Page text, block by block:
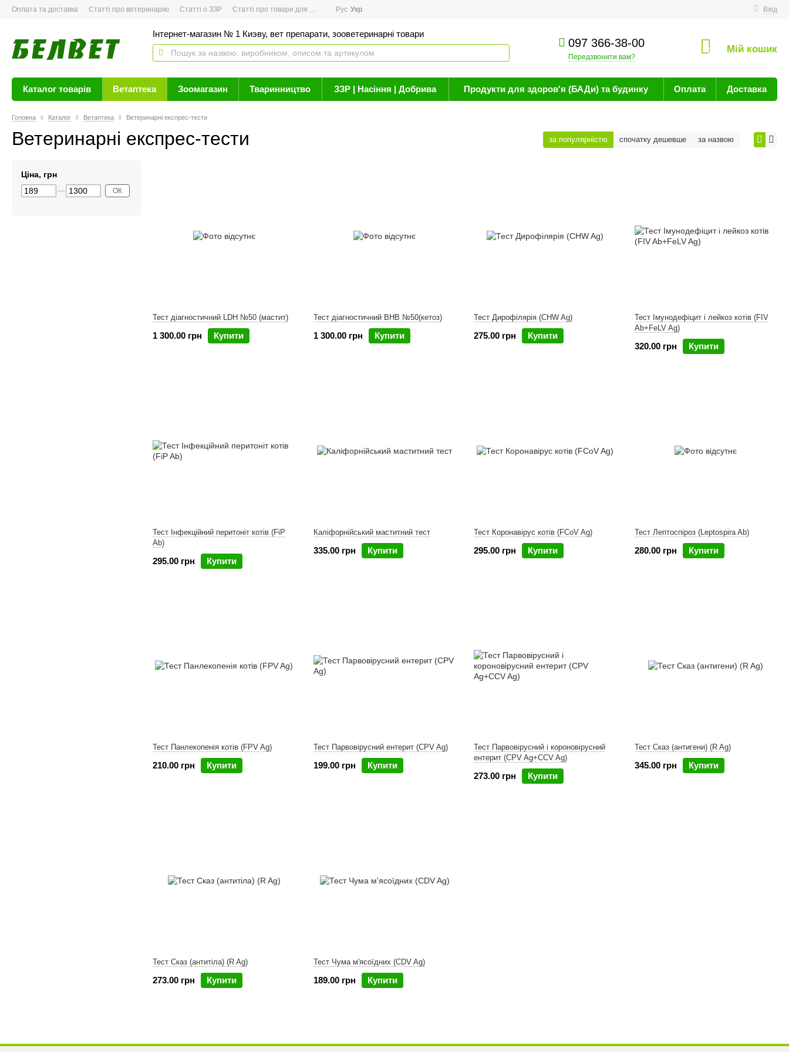
Оплата та доставка Статті про ветеринарію Статті о ЗЗР Статті про товари для здоров'я Новини Вхід
Рус Укр
Інтернет-магазин № 1 Киэву, вет препарати, зооветеринарні товари
097 366-38-00
Передзвонити вам?
0 Мій кошик
Каталог товарів Ветаптека Зоомагазин Тваринництво ЗЗР | Насіння | Добрива Продукти для здоров'я (БАДи) та будинку Оплата Доставка
Головна Каталог Ветаптека Ветеринарні експрес-тести
Ветеринарні експрес-тести за популярністю спочатку дешевше за назвою
Тест діагностичний LDH №50 (мастит)
1 300.00 грн Купити
Тест діагностичний ВНВ №50(кетоз)
1 300.00 грн Купити
Тест Дирофілярія (СНW Ag)
275.00 грн Купити
Тест Імунодефіцит і лейкоз котів (FIV
Ab+FeLV Ag)
320.00 грн Купити
Тест Інфекційний перитоніт котів (FiP
Ab)
295.00 грн Купити
Каліфорнійський маститний тест
335.00 грн Купити
Тест Коронавірус котів (FCоV Ag)
295.00 грн Купити
Тест Лептоспіроз (Leptospira Ab)
280.00 грн Купити
Тест Панлекопенія котів (FPV Ag)
210.00 грн Купити
Тест Парвовірусний ентерит (CPV Ag)
199.00 грн Купити
Тест Парвовірусний і короновірусний
ентерит (CPV Ag+ССV Ag)
273.00 грн Купити
Тест Сказ (антигени) (R Ag)
345.00 грн Купити
Тест Сказ (антитіла) (R Ag)
273.00 грн Купити
Тест Чума м'ясоїдних (CDV Ag)
189.00 грн Купити
Ціна, грн
ОК